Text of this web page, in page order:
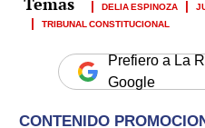
DELIA ESPINOZA
TRIBUNAL CONSTITUCIONAL
Prefiero a La
Google